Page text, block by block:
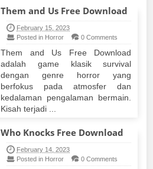
Them and Us Free Download
February 15, 2023
Posted in Horror
0 Comments
Them and Us Free Download
adalah game klasik survival
dengan genre horror yang
berfokus pada atmosfer dan
kedalaman pengalaman bermain.
Kisah terjadi ...
Who Knocks Free Download
February 14, 2023
Posted in Horror
0 Comments